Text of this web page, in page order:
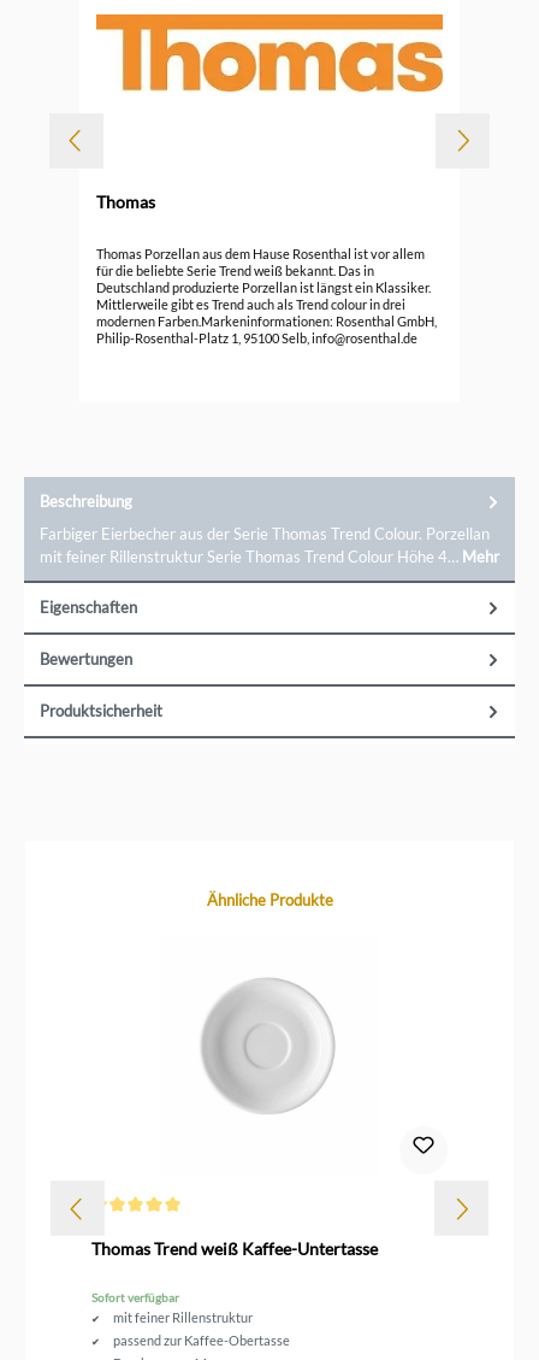
Thomas
Thomas Porzellan aus dem Hause Rosenthal ist vor allem
für die beliebte Serie Trend weiß bekannt. Das in
Deutschland produzierte Porzellan ist längst ein Klassiker.
Mittlerweile gibt es Trend auch als Trend colour in drei
modernen Farben.Markeninformationen: Rosenthal GmbH,
Philip-Rosenthal-Platz 1, 95100 Selb, info@rosenthal.de
Beschreibung
Farbiger Eierbecher aus der Serie Thomas Trend Colour. Porzellan
mit feiner Rillenstruktur Serie Thomas Trend Colour Höhe 4… Mehr
Eigenschaften
Bewertungen
Produktsicherheit
Produktgalerie überspringenÄhnliche Produkte
Thomas Trend weiß Kaffee-Untertasse
Sofort verfügbar
mit feiner Rillenstruktur
passend zur Kaffee-Obertasse